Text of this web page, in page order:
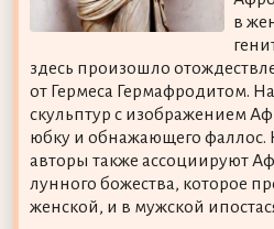
в
здесь произошло
от Гермеса Гермафродитом.
скульптур с изображением
юбку и обнажающего фаллос.
авторы также ассоциируют
лунного божества, которое
женской, и в мужской